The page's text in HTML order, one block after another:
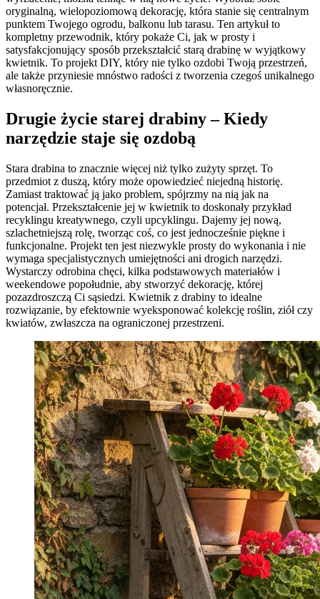
oryginalną, wielopoziomową dekorację, która stanie się centralnym
punktem Twojego ogrodu, balkonu lub tarasu. Ten artykuł to
kompletny przewodnik, który pokaże Ci, jak w prosty i
satysfakcjonujący sposób przekształcić starą drabinę w wyjątkowy
kwietnik. To projekt DIY, który nie tylko ozdobi Twoją przestrzeń,
ale także przyniesie mnóstwo radości z tworzenia czegoś unikalnego
własnoręcznie.
Drugie życie starej drabiny – Kiedy
narzędzie staje się ozdobą
Stara drabina to znacznie więcej niż tylko zużyty sprzęt. To
przedmiot z duszą, który może opowiedzieć niejedną historię.
Zamiast traktować ją jako problem, spójrzmy na nią jak na
potencjał. Przekształcenie jej w kwietnik to doskonały przykład
recyklingu kreatywnego, czyli upcyklingu. Dajemy jej nową,
szlachetniejszą rolę, tworząc coś, co jest jednocześnie piękne i
funkcjonalne. Projekt ten jest niezwykle prosty do wykonania i nie
wymaga specjalistycznych umiejętności ani drogich narzędzi.
Wystarczy odrobina chęci, kilka podstawowych materiałów i
weekendowe popołudnie, aby stworzyć dekorację, której
pozazdroszczą Ci sąsiedzi. Kwietnik z drabiny to idealne
rozwiązanie, by efektownie wyeksponować kolekcję roślin, ziół czy
kwiatów, zwłaszcza na ograniczonej przestrzeni.